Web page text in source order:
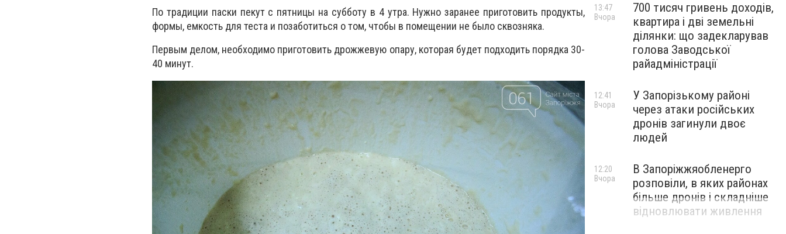
По традиции паски пекут с пятницы на субботу в 4 утра. Нужно заранее приготовить продукты,
формы, емкость для теста и позаботиться о том, чтобы в помещении не было сквозняка.
Первым делом, необходимо приготовить дрожжевую опару, которая будет подходить порядка 30-
40 минут.
700 тисяч гривень доходів,
квартира і дві земельні
ділянки: що задекларував
голова Заводської
райадміністрації
13:47
Вчора
У Запорізькому районі
через атаки російських
дронів загинули двоє
людей
12:41
Вчора
В Запоріжжяобленерго
розповіли, в яких районах
більше дронів і складніше
відновлювати живлення
12:20
Вчора